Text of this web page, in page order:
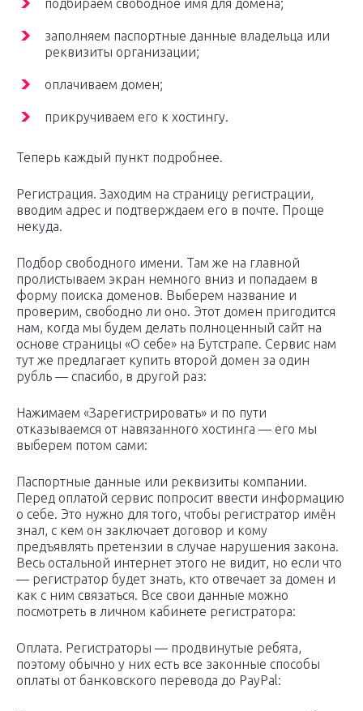
подбираем свободное имя для домена;
заполняем паспортные данные владельца или
реквизиты организации;
оплачиваем домен;
прикручиваем его к хостингу.
Теперь каждый пункт подробнее.
Регистрация. Заходим на страницу регистрации,
вводим адрес и подтверждаем его в почте. Проще
некуда.
Подбор свободного имени. Там же на главной
пролистываем экран немного вниз и попадаем в
форму поиска доменов. Выберем название и
проверим, свободно ли оно. Этот домен пригодится
нам, когда мы будем делать полноценный сайт на
основе страницы «О себе» на Бутстрапе. Сервис нам
тут же предлагает купить второй домен за один
рубль — спасибо, в другой раз:
Нажимаем «Зарегистрировать» и по пути
отказываемся от навязанного хостинга — его мы
выберем потом сами:
Паспортные данные или реквизиты компании.
Перед оплатой сервис попросит ввести информацию
о себе. Это нужно для того, чтобы регистратор имён
знал, с кем он заключает договор и кому
предъявлять претензии в случае нарушения закона.
Весь остальной интернет этого не видит, но если что
— регистратор будет знать, кто отвечает за домен и
как с ним связаться. Все свои данные можно
посмотреть в личном кабинете регистратора:
Оплата. Регистраторы — продвинутые ребята,
поэтому обычно у них есть все законные способы
оплаты от банковского перевода до PayPal: